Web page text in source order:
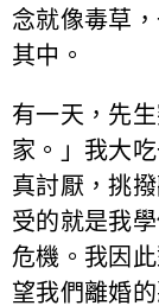
念就像毒草
其中。
有一天，先
家。」我大
真討厭，挑
受的就是我
危機。我因
望我們離婚